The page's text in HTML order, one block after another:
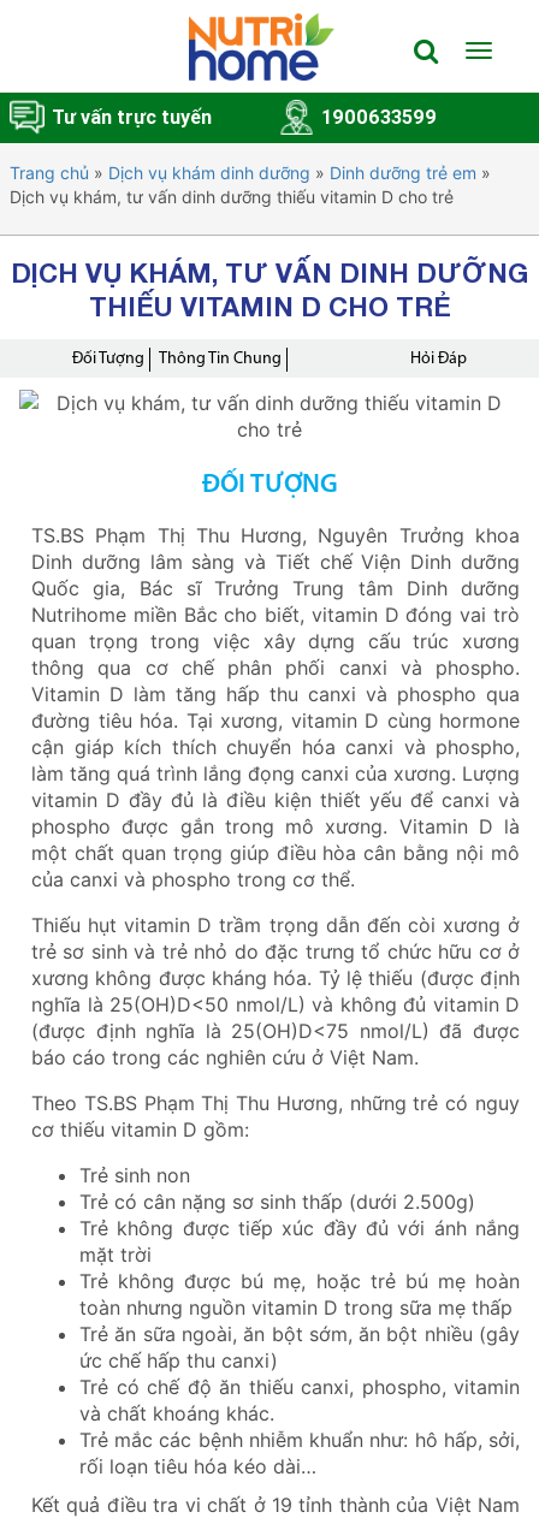
Toggle
Tư vấn trực tuyến 1900633599
Trang chủ » Dịch vụ khám dinh dưỡng » Dinh dưỡng trẻ em »
Dịch vụ khám, tư vấn dinh dưỡng thiếu vitamin D cho trẻ
DỊCH VỤ KHÁM, TƯ VẤN DINH DƯỠNG
THIẾU VITAMIN D CHO TRẺ
Đối Tượng Thông Tin Chung Hỏi Đáp
ĐỐI TƯỢNG
TS.BS Phạm Thị Thu Hương, Nguyên Trưởng khoa
Dinh dưỡng lâm sàng và Tiết chế Viện Dinh dưỡng
Quốc gia, Bác sĩ TrưởngTrung tâm Dinh dưỡng
Nutrihome miền Bắc cho biết, vitamin D đóng vai trò
quan trọng trong việc xây dựng cấu trúc xương
thông qua cơ chế phân phối canxi và phospho.
Vitamin D làm tăng hấp thu canxi và phospho qua
đường tiêu hóa. Tại xương, vitamin D cùng hormone
cận giáp kích thích chuyển hóa canxi và phospho,
làm tăng quá trình lắng đọng canxi của xương. Lượng
vitamin D đầy đủ là điều kiện thiết yếu để canxi và
phospho được gắn trong mô xương. Vitamin D là
một chất quan trọng giúp điều hòa cân bằng nội mô
của canxi và phospho trong cơ thể.
Thiếu hụt vitamin D trầm trọng dẫn đến còi xương ở
trẻ sơ sinh và trẻ nhỏ do đặc trưng tổ chức hữu cơ ở
xương không được kháng hóa. Tỷ lệ thiếu (được định
nghĩa là 25(OH)D<50 nmol/L) và không đủ vitamin D
(được định nghĩa là 25(OH)D<75 nmol/L) đã được
báo cáo trong các nghiên cứu ở Việt Nam.
Theo TS.BS Phạm Thị Thu Hương, những trẻ có nguy
cơ thiếu vitamin D gồm:
Trẻ sinh non
Trẻ có cân nặng sơ sinh thấp (dưới 2.500g)
Trẻ không được tiếp xúc đầy đủ với ánh nắng
mặt trời
Trẻ không được bú mẹ, hoặc trẻ bú mẹ hoàn
toàn nhưng nguồn vitamin D trong sữa mẹ thấp
Trẻ ăn sữa ngoài, ăn bột sớm, ăn bột nhiều (gây
ức chế hấp thu canxi)
Trẻ có chế độ ăn thiếu canxi, phospho, vitamin
và chất khoáng khác.
Trẻ mắc các bệnh nhiễm khuẩn như: hô hấp, sởi,
rối loạn tiêu hóa kéo dài…
Kết quả điều tra vi chất ở 19 tỉnh thành của Việt Nam